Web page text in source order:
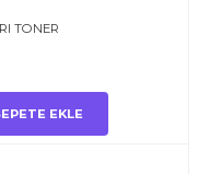
TONER
EKLE